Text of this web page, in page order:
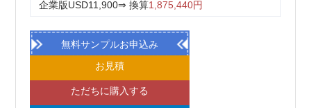
企業版USD11,900⇒ 換算1,875,440円
無料サンプルお申込み
お見積
ただちに購入する